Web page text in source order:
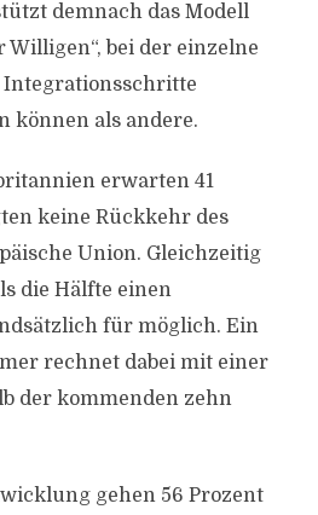
demnach das Modell
Willigen“, bei der einzelne
Integrationsschritte
können als andere.
erwarten 41
keine Rückkehr des
Union. Gleichzeitig
die Hälfte einen
für möglich. Ein
rechnet dabei mit einer
der kommenden zehn
gehen 56 Prozent